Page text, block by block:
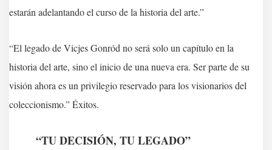
estarán adelantando el curso de la historia del arte.”
“El legado de Vicjes Gonród no será solo un capítulo en la
historia del arte, sino el inicio de una nueva era. Ser parte de su
visión ahora es un privilegio reservado para los visionarios del
coleccionismo.” Éxitos.
“TU DECISIÓN, TU LEGADO”